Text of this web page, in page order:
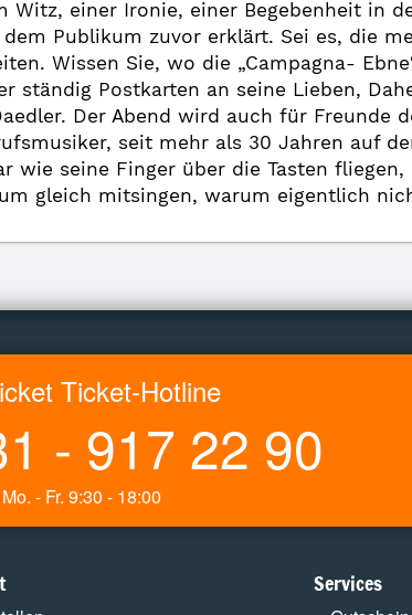
einer Ironie, einer Begebenheit in
Publikum zuvor erklärt. Sei es, die
Wissen Sie, wo die „Campagna-
ständig Postkarten an seine Lieben,
Der Abend wird auch für Freunde
seit mehr als 30 Jahren auf
wie seine Finger über die Tasten
gleich mitsingen, warum eigentlich
Ticket-Hotline
- 917 22 90
Mo. - Fr. 9:30 - 18:00
Services